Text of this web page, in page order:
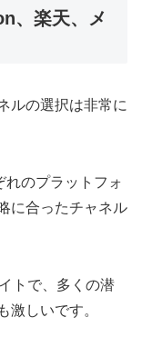
、楽天、メ
ルの選択は非常に
のプラットフォ
に合ったチャネル
トで、多くの潜
激しいです。